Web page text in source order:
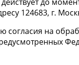
124683, г.
согласия на